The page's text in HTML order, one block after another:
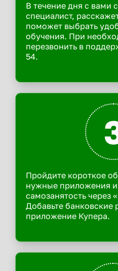
В течение дня с вами
специалист,
поможет выбрать
обучения. При
перезвонить в
54.
Пройдите короткое
нужные приложения
самозанятость через
Добавьте банковские
приложение Купера.